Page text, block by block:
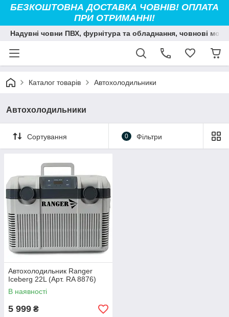
БЕЗКОШТОВНА ДОСТАВКА ЧОВНІВ! ОПЛАТА
ПРИ ОТРИМАННІ!
Надувні човни ПВХ, фурнітура та обладнання, човнові
Каталог товарів Автохолодильники
Автохолодильники
Сортування 0 Фільтри
Автохолодильник Ranger
Iceberg 22L (Арт. RA 8876)
В наявності
5 999 ₴